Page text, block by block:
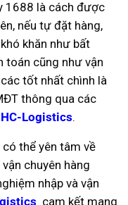
1688 là cách được
nếu tự đặt hàng,
khăn như bất
toán cũng như vận
tốt nhất chình là
thông qua các
Logistics.
có thể yên tâm về
chuyên hàng
nhập và vận
cam kết mang